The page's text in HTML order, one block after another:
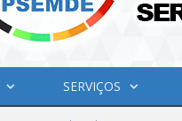
SERVIÇOS